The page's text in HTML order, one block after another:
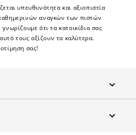
υπευθυνότητα και αξιοπιστία
αναγκών των πιστών
ότι τα κατοικίδια σας
τους αξίζουν τα καλύτερα.
σας!

